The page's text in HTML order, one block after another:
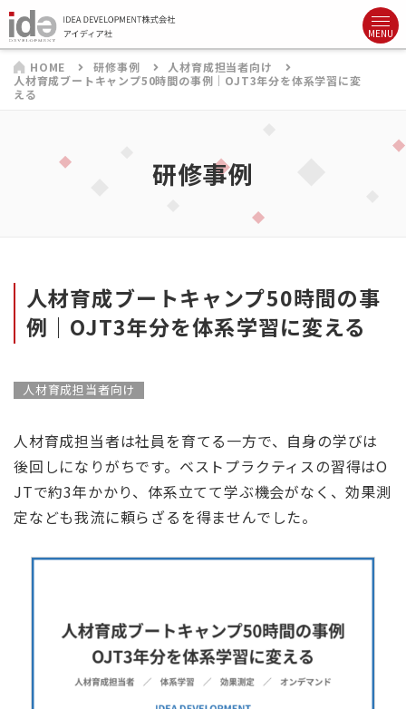
HOME 研修事例
人材育成担当者向け
人材育成ブートキャンプ50時間の事例｜OJT3年分を体系学習に変
える
研修事例
人材育成ブートキャンプ50時間の事
例｜OJT3年分を体系学習に変える
人材育成担当者向け
人材育成担当者は社員を育てる一方で、自身の学びは
後回しになりがちです。ベストプラクティスの習得はO
JTで約3年かかり、体系立てて学ぶ機会がなく、効果測
定なども我流に頼らざるを得ませんでした。